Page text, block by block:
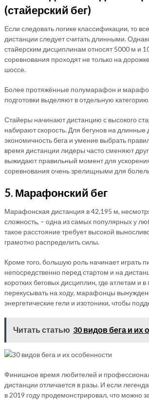
(стайерский бег)
Если следовать логике классификации, то
дистанции следует считать длинными.
стайерским дисциплинам относят 5000 м и
соревнования проходят не только на
шоссе.
Более протяжённые полумарафон и
подготовки выделяют в отдельную
Стайеры начинают дистанцию с высокого
набирают скорость. Для бегунов на длинные
экономичность бега и умение выбрать
время дистанции лидеры часто сменяют
выжидают правильный момент для
соревнования очень зрелищными для
5. Марафонский бег
Марафонская дистанция в 42,195 м,
сложность, – одна из самых популярных у
такое расстояние требует высокой
грамотно распределить силы.
Кроме того, большую роль начинает играть
непосредственно перед стартом и на
коротких беговых дисциплин, где атлетам и в
перекусывать на ходу, марафонцы
энергетические гели и изотоники, чтобы
Читать статью 30 видов бега и их
Финишное время любителей и
дистанции отличается в разы. И если
в 2019 году продемонстрировал, что можно